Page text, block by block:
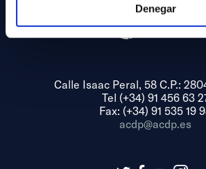
Denegar
Calle Isaac Peral, 58 C.P.:
Tel (+34) 91 456 63
Fax: (+34) 91 535 19
acdp@acdp.es